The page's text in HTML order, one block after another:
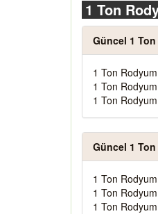
1 Ton
Güncel 1
1 Ton
1 Ton
1 Ton
Güncel 1
1 Ton
1 Ton
1 Ton